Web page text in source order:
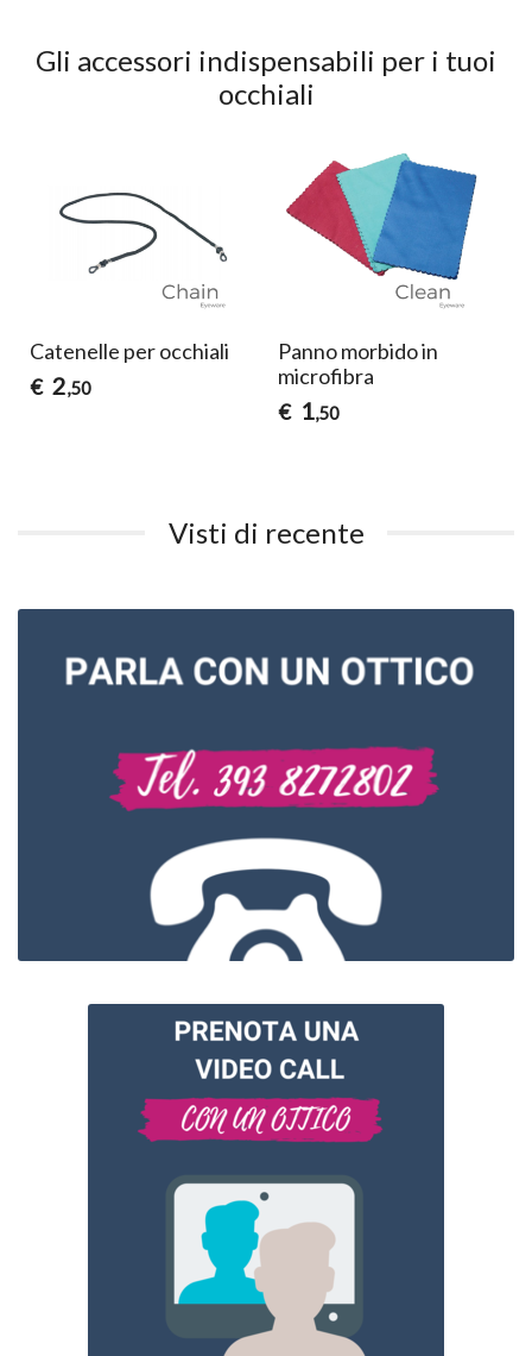
Gli accessori indispensabili per i tuoi
occhiali
Catenelle per occhiali
€ 2,50
Panno morbido in
microfibra
€ 1,50
Visti di recente